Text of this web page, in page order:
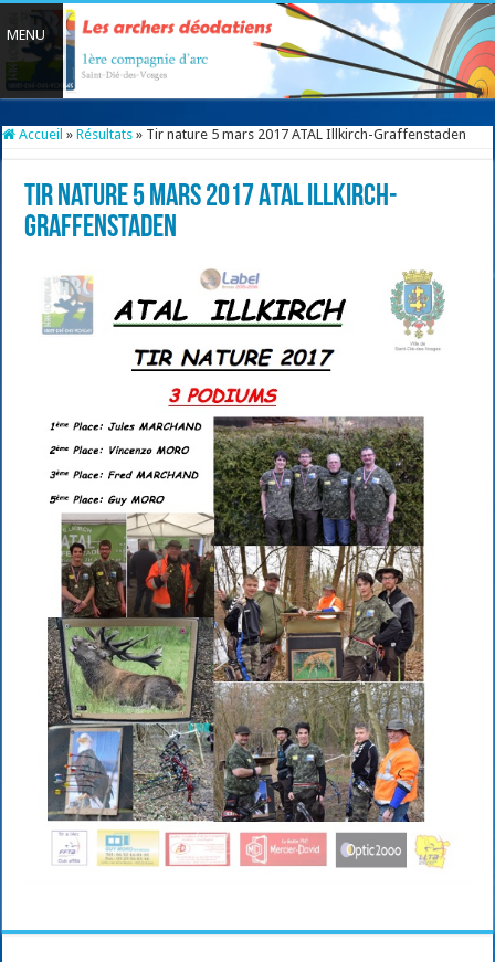
Accueil » Résultats » Tir nature 5 mars 2017 ATAL Illkirch-Graffenstaden
Tir nature 5 mars 2017 ATAL Illkirch-
Graffenstaden